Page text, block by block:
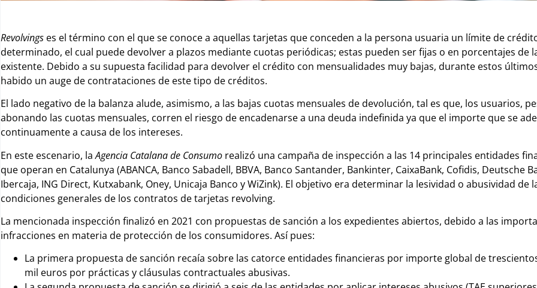
Revolvings es el término con el que se conoce a aquellas tarjetas que conceden a la persona usuaria un límite de
determinado, el cual puede devolver a plazos mediante cuotas periódicas; estas pueden ser fijas o en porcentajes de
existente. Debido a su supuesta facilidad para devolver el crédito con mensualidades muy bajas, durante estos
habido un auge de contrataciones de este tipo de créditos.
El lado negativo de la balanza alude, asimismo, a las bajas cuotas mensuales de devolución, tal es que, los usuarios,
abonando las cuotas mensuales, corren el riesgo de encadenarse a una deuda indefinida ya que el importe que se
continuamente a causa de los intereses.
En este escenario, laAgencia Catalana de Consumo realizó una campaña de inspección a las 14 principales entidades
que operan en Catalunya (ABANCA, Banco Sabadell, BBVA, Banco Santander, Bankinter, CaixaBank, Cofidis, Deutsche
Ibercaja, ING Direct, Kutxabank, Oney, Unicaja Banco y WiZink). El objetivo era determinar la lesividad o abusividad de
condiciones generales de los contratos de tarjetas revolving.
La mencionada inspección finalizó en 2021 con propuestas de sanción a los expedientes abiertos, debido a las
infracciones en materia de protección de los consumidores. Así pues:
La primera propuesta de sanción recaía sobre las catorce entidades financieras por importe global de
mil euros por prácticas y cláusulas contractuales abusivas.